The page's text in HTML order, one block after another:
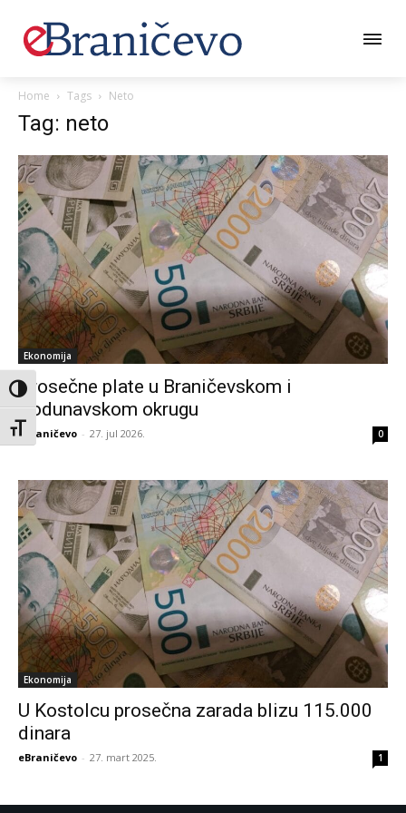
Toggle High Contrast
Toggle Font size
Home Tags Neto
Tag: neto
Ekonomija
Prosečne plate u Braničevskom i
Podunavskom okrugu
eBraničevo - 27. jul 2026. 0
Ekonomija
U Kostolcu prosečna zarada blizu 115.000
dinara
eBraničevo - 27. mart 2025. 1